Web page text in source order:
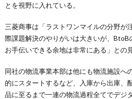
とを視野に入れている。
三菱商事は「ラストワンマイルの分野が
際課題解決のやりがいは大きいが、BtoB
お手伝いできる余地は非常にある」との
同社の物流事業本部は他にも物流施設へ
的にスタートするなど、入庫から出庫、
品に至るまで一連の物流過程全てでデジ